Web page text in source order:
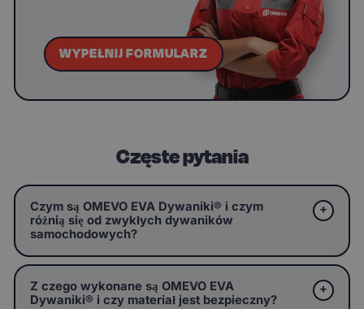
WYPEŁNIJ FORMULARZ
Częste pytania
Czym są OMEVO EVA Dywaniki® i czym
różnią się od zwykłych dywaników
samochodowych?
Z czego wykonane są OMEVO EVA
Dywaniki® i czy materiał jest bezpieczny?